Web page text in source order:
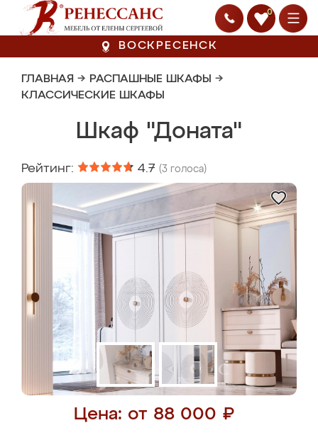
0
ВОСКРЕСЕНСК
ГЛАВНАЯ → РАСПАШНЫЕ ШКАФЫ →
КЛАССИЧЕСКИЕ ШКАФЫ
Шкаф "Доната"
Рейтинг: 4.7 (3 голоса)
Цена: от 88 000 ₽